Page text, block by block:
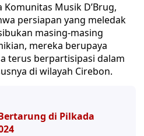
Musik D’Brug,
persiapan yang meledak
masing-masing
mereka berupaya
terus berpartisipasi dalam
di wilayah Cirebon.
di Pilkada